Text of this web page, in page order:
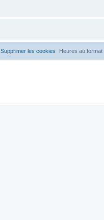
Heures au format
Supprimer les cookies